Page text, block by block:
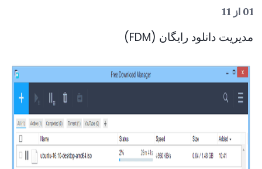
01 از 11
مدیریت دانلود رایگان (FDM)